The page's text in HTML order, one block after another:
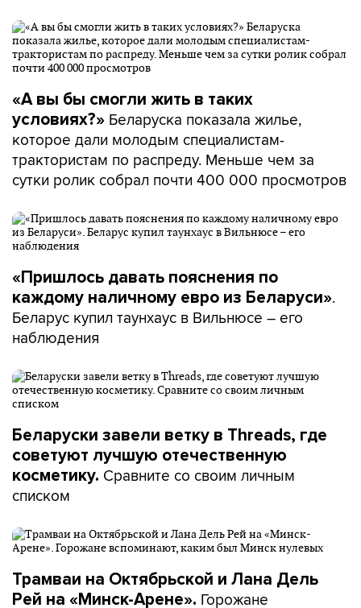
«А вы бы смогли жить в таких
условиях?» Беларуска показала жилье,
которое дали молодым специалистам-
трактористам по распреду. Меньше чем за
сутки ролик собрал почти 400 000 просмотров
«Пришлось давать пояснения по
каждому наличному евро из Беларуси».
Беларус купил таунхаус в Вильнюсе – его
наблюдения
Беларуски завели ветку в Threads, где
советуют лучшую отечественную
косметику. Сравните со своим личным
списком
Трамваи на Октябрьской и Лана Дель
Рей на «Минск-Арене». Горожане